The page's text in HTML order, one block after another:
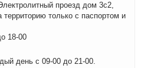
проезд дом 3с2,
только с паспортом и
18-00
день с 09-00 до 21-00.